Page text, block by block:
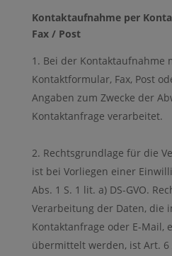
Kontaktaufnahme per
Fax / Post
Bei der Kontaktaufnahme
Kontaktformular, Fax, Post
Angaben zum Zwecke der
Kontaktanfrage verarbeitet.
Rechtsgrundlage für die
ist bei Vorliegen einer
Abs. 1 S. 1 lit. a) DS-GVO.
Verarbeitung der Daten, die
Kontaktanfrage oder E-Mail,
übermittelt werden, ist Art. 6